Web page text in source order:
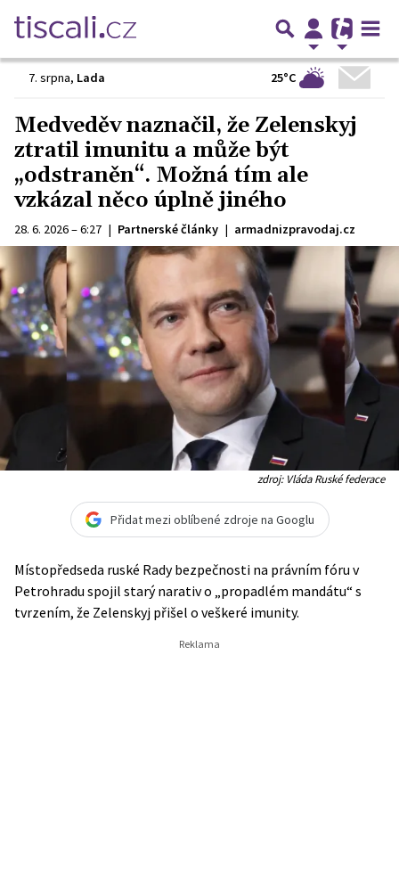
7. srpna, Lada 25°C
Medveděv naznačil, že Zelenskyj
ztratil imunitu a může být
„odstraněn“. Možná tím ale
vzkázal něco úplně jiného
28. 6. 2026 – 6:27 | Partnerské články | armadnizpravodaj.cz
zdroj: Vláda Ruské federace
Přidat mezi oblíbené zdroje na Googlu
Místopředseda ruské Rady bezpečnosti na právním fóru v
Petrohradu spojil starý narativ o „propadlém mandátu“ s
tvrzením, že Zelenskyj přišel o veškeré imunity.